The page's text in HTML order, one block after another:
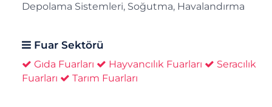
Depolama Sistemleri, Soğutma, Havalandırma
Fuar Sektörü
Gıda Fuarları Hayvancılık Fuarları
Seracılık
Fuarları
Tarım Fuarları